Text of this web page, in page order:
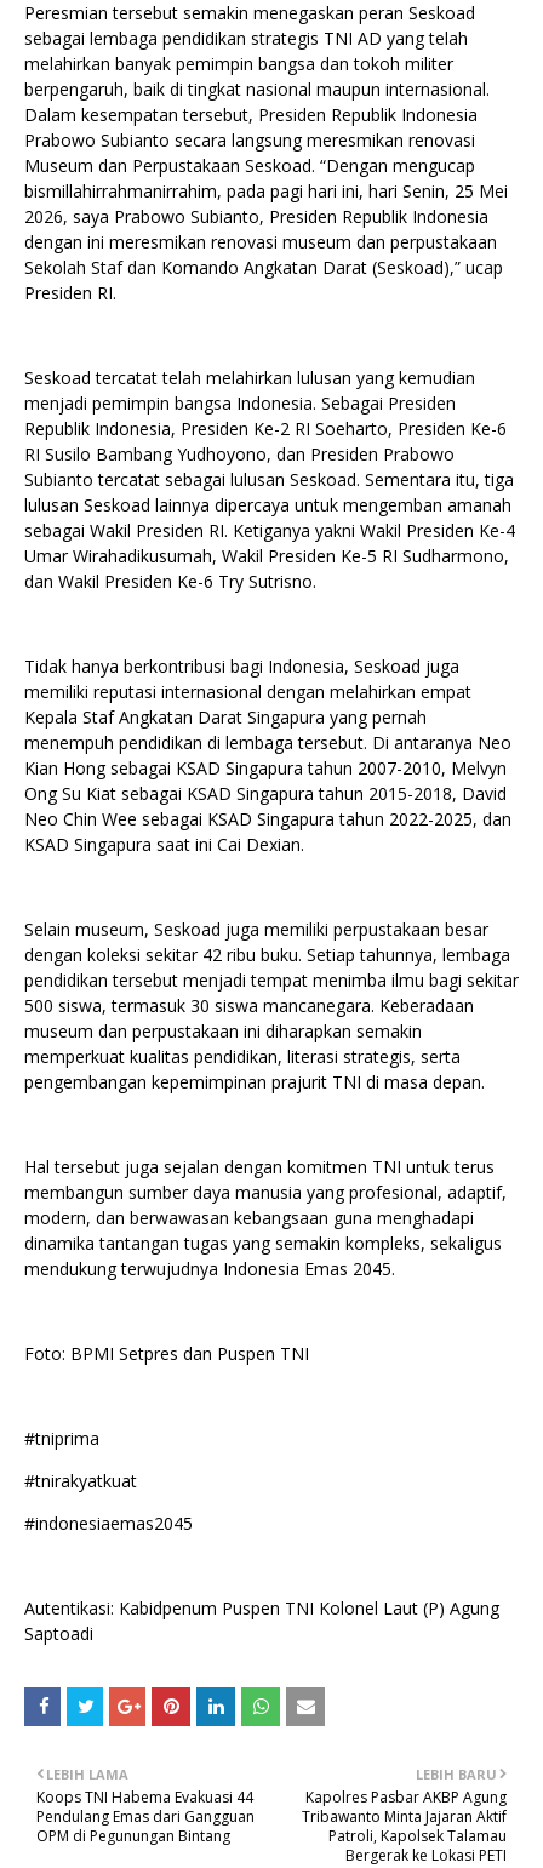
Peresmian tersebut semakin menegaskan peran Seskoad
sebagai lembaga pendidikan strategis TNI AD yang telah
melahirkan banyak pemimpin bangsa dan tokoh militer
berpengaruh, baik di tingkat nasional maupun internasional.
Dalam kesempatan tersebut, Presiden Republik Indonesia
Prabowo Subianto secara langsung meresmikan renovasi
Museum dan Perpustakaan Seskoad. “Dengan mengucap
bismillahirrahmanirrahim, pada pagi hari ini, hari Senin, 25 Mei
2026, saya Prabowo Subianto, Presiden Republik Indonesia
dengan ini meresmikan renovasi museum dan perpustakaan
Sekolah Staf dan Komando Angkatan Darat (Seskoad),” ucap
Presiden RI.
Seskoad tercatat telah melahirkan lulusan yang kemudian
menjadi pemimpin bangsa Indonesia. Sebagai Presiden
Republik Indonesia, Presiden Ke-2 RI Soeharto, Presiden Ke-6
RI Susilo Bambang Yudhoyono, dan Presiden Prabowo
Subianto tercatat sebagai lulusan Seskoad. Sementara itu, tiga
lulusan Seskoad lainnya dipercaya untuk mengemban amanah
sebagai Wakil Presiden RI. Ketiganya yakni Wakil Presiden Ke-4
Umar Wirahadikusumah, Wakil Presiden Ke-5 RI Sudharmono,
dan Wakil Presiden Ke-6 Try Sutrisno.
Tidak hanya berkontribusi bagi Indonesia, Seskoad juga
memiliki reputasi internasional dengan melahirkan empat
Kepala Staf Angkatan Darat Singapura yang pernah
menempuh pendidikan di lembaga tersebut. Di antaranya Neo
Kian Hong sebagai KSAD Singapura tahun 2007-2010, Melvyn
Ong Su Kiat sebagai KSAD Singapura tahun 2015-2018, David
Neo Chin Wee sebagai KSAD Singapura tahun 2022-2025, dan
KSAD Singapura saat ini Cai Dexian.
Selain museum, Seskoad juga memiliki perpustakaan besar
dengan koleksi sekitar 42 ribu buku. Setiap tahunnya, lembaga
pendidikan tersebut menjadi tempat menimba ilmu bagi sekitar
500 siswa, termasuk 30 siswa mancanegara. Keberadaan
museum dan perpustakaan ini diharapkan semakin
memperkuat kualitas pendidikan, literasi strategis, serta
pengembangan kepemimpinan prajurit TNI di masa depan.
Hal tersebut juga sejalan dengan komitmen TNI untuk terus
membangun sumber daya manusia yang profesional, adaptif,
modern, dan berwawasan kebangsaan guna menghadapi
dinamika tantangan tugas yang semakin kompleks, sekaligus
mendukung terwujudnya Indonesia Emas 2045.
Foto: BPMI Setpres dan Puspen TNI
#tniprima
#tnirakyatkuat
#indonesiaemas2045
Autentikasi: Kabidpenum Puspen TNI Kolonel Laut (P) Agung
Saptoadi
LEBIH BARU
Kapolres Pasbar AKBP Agung
Tribawanto Minta Jajaran Aktif
Patroli, Kapolsek Talamau
Bergerak ke Lokasi PETI
LEBIH LAMA
Koops TNI Habema Evakuasi 44
Pendulang Emas dari Gangguan
OPM di Pegunungan Bintang